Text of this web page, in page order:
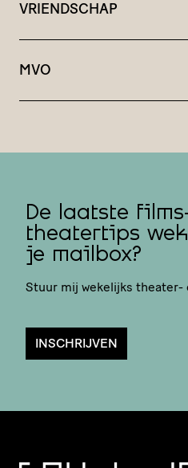
VRIENDSCHAP
MVO
De laatste
theatertips
je mailbox?
Stuur mij wekelijks theater-
INSCHRIJVEN